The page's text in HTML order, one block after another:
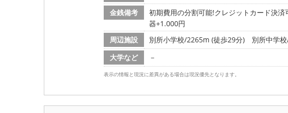
金銭備考
初期費用の分割可能!クレジットカード決
器+1.000円
周辺施設
別所小学校/2265m (徒歩29分) 別所中学
大学など
－
表示の情報と現況に差異がある場合は現況優先となります。